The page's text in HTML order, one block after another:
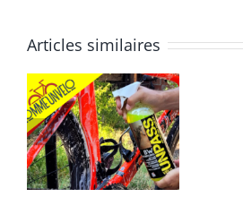
Articles similaires